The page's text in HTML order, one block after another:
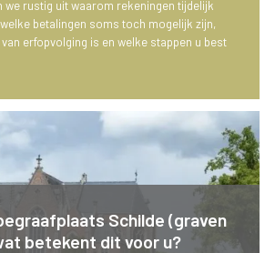
we rustig uit waarom rekeningen tijdelijk
betalingen soms toch mogelijk zijn,
erfopvolging is en welke stappen u best
Schilde (graven
betekent dit voor u?